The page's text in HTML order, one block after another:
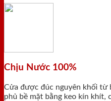
Chịu Nước 100%
Cửa được đúc nguyên khối từ
phủ bề mặt bằng keo kín khít,